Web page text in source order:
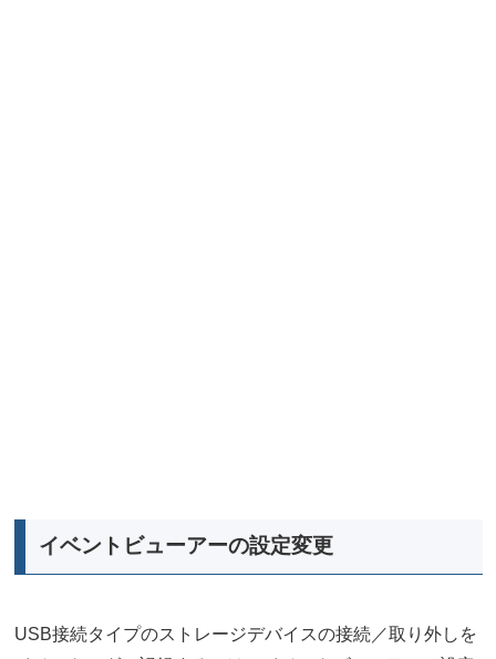
イベントビューアーの設定変更
USB接続タイプのストレージデバイスの接続／取り外しを